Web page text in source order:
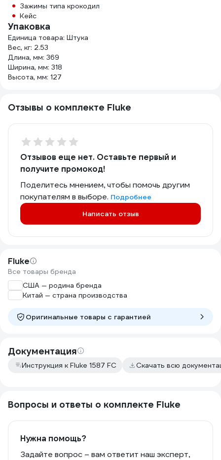
Зажимы типа крокодил
Кейс
Упаковка
Единица товара: Штука
Вес, кг: 2.53
Длина, мм: 369
Ширина, мм: 318
Высота, мм: 127
Отзывы о комплекте Fluke
Отзывов еще нет. Оставьте первый и
получите промокод!
Поделитесь мнением, чтобы помочь другим
покупателям в выборе. Подробнее
Написать отзыв
Fluke
Все товары бренда
США — родина бренда
Китай — страна производства
Оригинальные товары c гарантией
Документация
Инструкция к Fluke 1587 FC Скачать всю
Вопросы и ответы о комплекте Fluke
Нужна помощь?
Задайте вопрос – вам ответит наш эксперт,